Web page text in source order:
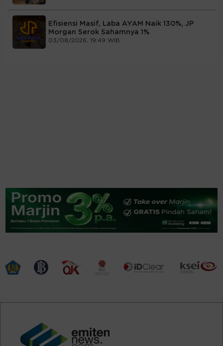
Efisiensi Masif, Laba AYAM Naik 130%, JP
Morgan Serok Sahamnya 1%
03/08/2026, 19:49 WIB